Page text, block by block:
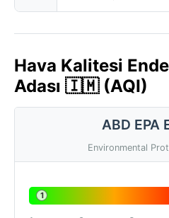
Hava Kalitesi
Adası 🇮🇲 (AQI)
ABD EPA
Environmental
1